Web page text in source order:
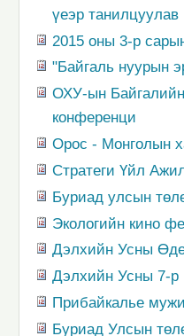
үеэр танилцуулав
2015 оны 3-р
"Байгаль нуурын
ОХУ-ын Байгалийн
конференци
Орос - Монголын
Стратеги Үйл
Буриад улсын
Экологийн кино
Дэлхийн Усны
Дэлхийн Усны 7-р
Прибайкалье
Буриад Улсын